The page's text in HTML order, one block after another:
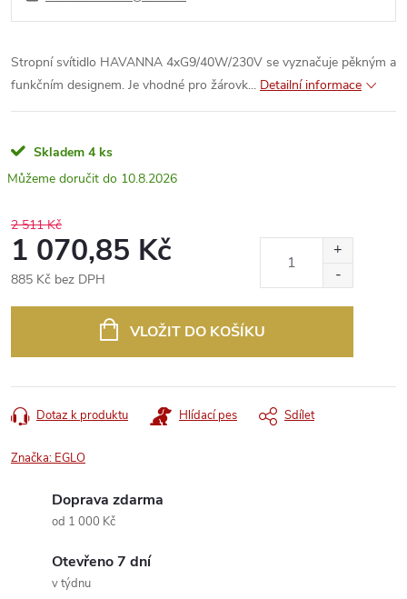
Stropní svítidlo HAVANNA 4xG9/40W/230V se vyznačuje pěkným a
funkčním designem. Je vhodné pro žárovk... Detailní informace
Skladem 4 ks
10.8.2026
2 511 Kč
1 070,85 Kč
885 Kč bez DPH
VLOŽIT DO KOŠÍKU
Dotaz k produktu Hlídací pes Sdílet
Značka: EGLO
Doprava zdarma
od 1 000 Kč
Otevřeno 7 dní
v týdnu